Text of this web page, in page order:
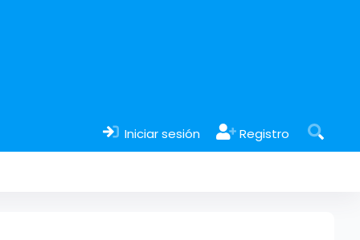
Iniciar sesión Registro